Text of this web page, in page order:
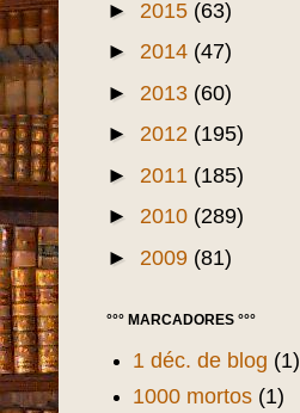
► 2015 (63)
► 2014 (47)
► 2013 (60)
► 2012 (195)
► 2011 (185)
► 2010 (289)
► 2009 (81)
°°° MARCADORES °°°
1 déc. de blog (1)
1000 mortos (1)